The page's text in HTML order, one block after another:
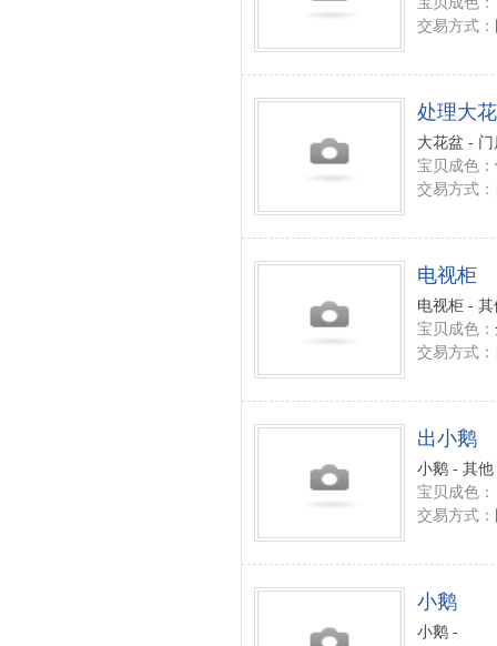
交易方式：
处理大
大花盆 -
宝贝成色：
交易方式：
电视柜
电视柜 - 其
宝贝成色：
交易方式：
出小鹅
小鹅 - 其他
宝贝成色：
交易方式：
小鹅
小鹅 -